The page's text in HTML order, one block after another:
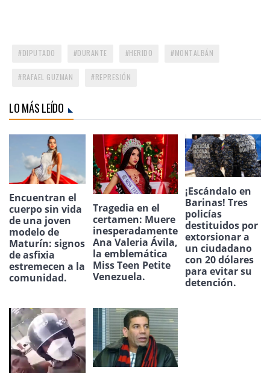
DIPUTADO DURANTE HERIDO MONTALBÁN
RAFAEL GUZMAN REPRESIÓN
LO MÁS LEÍDO
Encuentran el
cuerpo sin vida
de una joven
modelo de
Maturín: signos
de asfixia
estremecen a la
comunidad.
Tragedia en el
certamen: Muere
inesperadamente
Ana Valeria Ávila,
la emblemática
Miss Teen Petite
Venezuela.
¡Escándalo en
Barinas! Tres
policías
destituidos por
extorsionar a
un ciudadano
con 20 dólares
para evitar su
detención.